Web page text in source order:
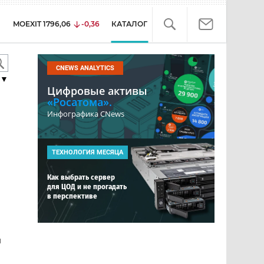
MOEXIT 1796,06 -0,36 КАТАЛОГ
▼
CNEWS ANALYTICS
Цифровые активы
«Росатома».
Инфографика CNews
ТЕХНОЛОГИЯ МЕСЯЦА
Как выбрать сервер
для ЦОД и не прогадать
в перспективе